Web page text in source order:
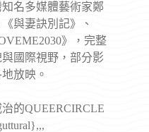
名多媒體藝術家鄭
與妻訣別記》、
》，完整
國際視野，部分影
放映。
的QUEERCIRCLE